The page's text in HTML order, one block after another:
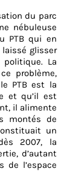
du parc
nébuleuse
PTB qui en
glisser
politique. La
problème,
PTB est la
et qu’il est
il alimente
montés de
un
2007, la
d’autant
de l’espace